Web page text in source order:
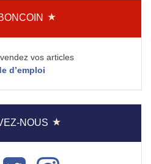
vos articles
d’emploi
NOUS